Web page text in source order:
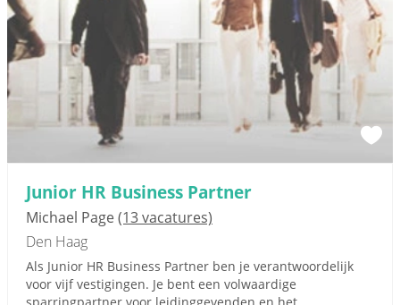
Junior HR Business Partner
Michael Page(13 vacatures)
Den Haag
Als Junior HR Business Partner ben je verantwoordelijk
voor vijf vestigingen. Je bent een volwaardige